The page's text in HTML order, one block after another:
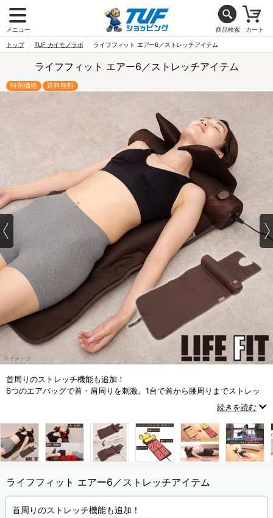
メニュー 商品検索 カート
トップ TUF カイモノラボ ライフフィット エアー6／ストレッチアイテム
ライフフィット エアー6／ストレッチアイテム
特別価格 送料無料
首周りのストレッチ機能も追加！
6つのエアバッグで首・肩周りを刺激。1台で首から腰周りまでストレッ
続きを読む
ライフフィット エアー6／ストレッチアイテム
首周りのストレッチ機能も追加！